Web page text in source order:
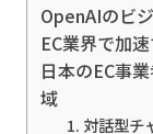
OpenAIのビ
EC業界で加
日本のEC事
域
1. 対話型チ